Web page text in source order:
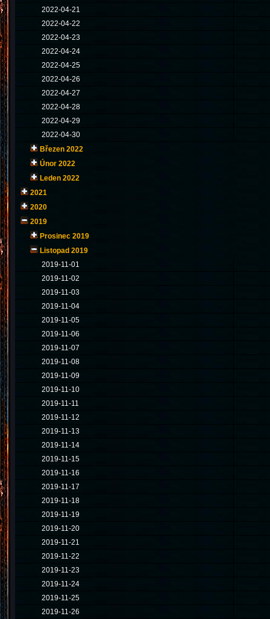
2022-04-21
2022-04-22
2022-04-23
2022-04-24
2022-04-25
2022-04-26
2022-04-27
2022-04-28
2022-04-29
2022-04-30
Březen 2022
Únor 2022
Leden 2022
2021
2020
2019
Prosinec 2019
Listopad 2019
2019-11-01
2019-11-02
2019-11-03
2019-11-04
2019-11-05
2019-11-06
2019-11-07
2019-11-08
2019-11-09
2019-11-10
2019-11-11
2019-11-12
2019-11-13
2019-11-14
2019-11-15
2019-11-16
2019-11-17
2019-11-18
2019-11-19
2019-11-20
2019-11-21
2019-11-22
2019-11-23
2019-11-24
2019-11-25
2019-11-26